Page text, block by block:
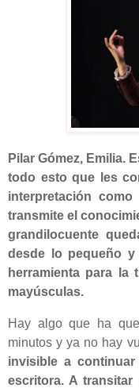
Pilar Gómez, Emilia.
todo esto que les
interpretación
transmite el
grandilocuente
desde lo pequeño
herramienta para la
mayúsculas.
Hay algo que ha
minutos y ya no hay
invisible a
escritora. A